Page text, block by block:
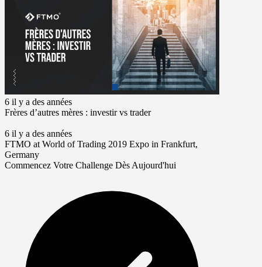
6 il y a des années
Frères d’autres mères : investir vs trader
6 il y a des années
FTMO at World of Trading 2019 Expo in Frankfurt,
Germany
Commencez Votre Challenge Dès Aujourd'hui